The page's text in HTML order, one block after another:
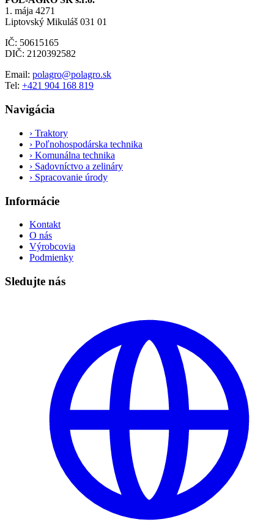
1. mája 4271
Liptovský Mikuláš 031 01
IČ: 50615165
DIČ: 2120392582
Email: polagro@polagro.sk
Tel: +421 904 168 819
Navigácia
› Traktory
› Poľnohospodárska technika
› Komunálna technika
› Sadovníctvo a zelináry
› Spracovanie úrody
Informácie
Kontakt
O nás
Výrobcovia
Podmienky
Sledujte nás